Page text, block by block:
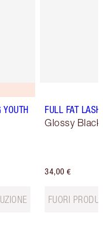
YOUTH
FULL FAT
Glossy Black
34,00 €
FUORI